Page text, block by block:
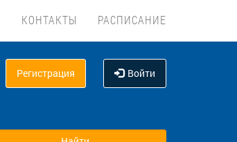
КОНТАКТЫ РАСПИСАНИЕ
Регистрация Войти